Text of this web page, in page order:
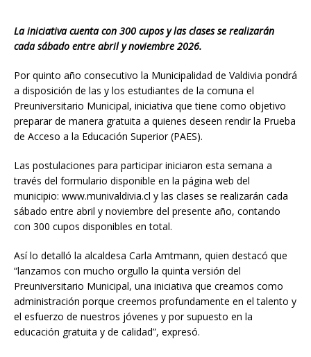
La iniciativa cuenta con 300 cupos y las clases se realizarán
cada sábado entre abril y noviembre 2026.
Por quinto año consecutivo la Municipalidad de Valdivia pondrá
a disposición de las y los estudiantes de la comuna el
Preuniversitario Municipal, iniciativa que tiene como objetivo
preparar de manera gratuita a quienes deseen rendir la Prueba
de Acceso a la Educación Superior (PAES).
Las postulaciones para participar iniciaron esta semana a
través del formulario disponible en la página web del
municipio: www.munivaldivia.cl y las clases se realizarán cada
sábado entre abril y noviembre del presente año, contando
con 300 cupos disponibles en total.
Así lo detalló la alcaldesa Carla Amtmann, quien destacó que
“lanzamos con mucho orgullo la quinta versión del
Preuniversitario Municipal, una iniciativa que creamos como
administración porque creemos profundamente en el talento y
el esfuerzo de nuestros jóvenes y por supuesto en la
educación gratuita y de calidad”, expresó.